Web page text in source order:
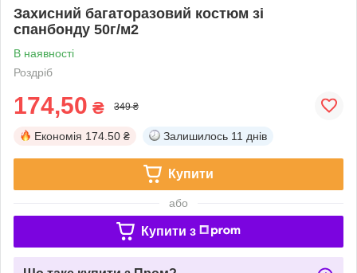
Захисний багаторазовий костюм зі
спанбонду 50г/м2
В наявності
Роздріб
174,50 ₴ 349 ₴
Економія 174.50 ₴ Залишилось 11 днів
Купити
або
Купити з